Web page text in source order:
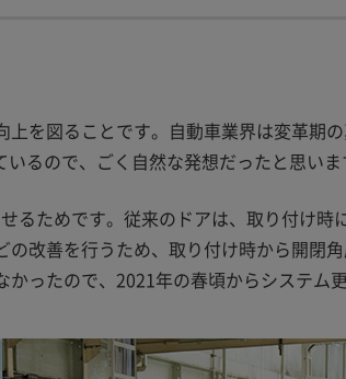
を図ることです。自動車業界は変革期
るので、ごく自然な発想だったと思い
るためです。従来のドアは、取り付け
改善を行うため、取り付け時から開閉
ったので、2021年の春頃からシステム